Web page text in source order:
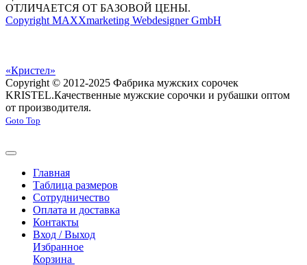
ОТЛИЧАЕТСЯ ОТ БАЗОВОЙ ЦЕНЫ.
Copyright MAXXmarketing Webdesigner GmbH
«Кристел»
Copyright © 2012-2025 Фабрика мужских сорочек
KRISTEL.Качественные мужские сорочки и рубашки оптом
от производителя.
Goto Top
Главная
Таблица размеров
Сотрудничество
Оплата и доставка
Контакты
Вход / Выход
Избранное
Корзина